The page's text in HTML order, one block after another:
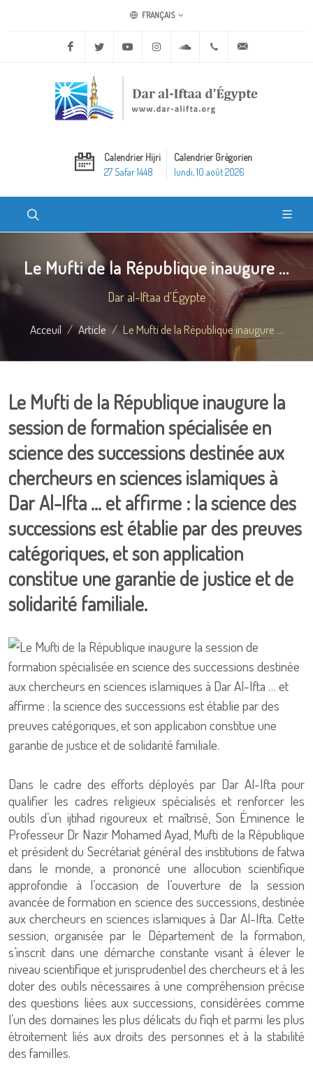
FRANÇAIS
Facebook Twitter Youtube Instagram Soundcloud+20 2 25970400
Calendrier Hijri
27 Safar 1448
Calendrier Grégorien
lundi, 10 août 2026
Le Mufti de la République inaugure ...
Dar al-Iftaa d'Égypte
Acceuil Article Le Mufti de la République inaugure ...
Le Mufti de la République inaugure la
session de formation spécialisée en
science des successions destinée aux
chercheurs en sciences islamiques à
Dar Al-Ifta … et affirme : la science des
successions est établie par des preuves
catégoriques, et son application
constitue une garantie de justice et de
solidarité familiale.
Dans le cadre des efforts déployés par Dar Al-Ifta pour
qualifier les cadres religieux spécialisés et renforcer les
outils d’un ijtihad rigoureux et maîtrisé, Son Éminence le
Professeur Dr Nazir Mohamed Ayad, Mufti de la République
et président du Secrétariat général des institutions de fatwa
dans le monde, a prononcé une allocution scientifique
approfondie à l’occasion de l’ouverture de la session
avancée de formation en science des successions, destinée
aux chercheurs en sciences islamiques à Dar Al-Ifta. Cette
session, organisée par le Département de la formation,
s’inscrit dans une démarche constante visant à élever le
niveau scientifique et jurisprudentiel des chercheurs et à les
doter des outils nécessaires à une compréhension précise
des questions liées aux successions, considérées comme
l’un des domaines les plus délicats du fiqh et parmi les plus
étroitement liés aux droits des personnes et à la stabilité
des familles.